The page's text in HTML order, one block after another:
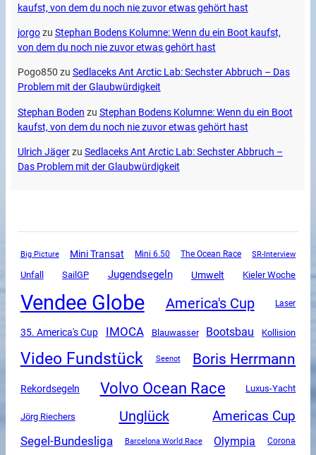
kaufst, von dem du noch nie zuvor etwas gehört hast
jorgozu Stephan Bodens Kolumne: Wenn du ein Boot kaufst,
von dem du noch nie zuvor etwas gehört hast
Pogo850 zu Sedlaceks Ant Arctic Lab: Sechster Abbruch – Das
Problem mit der Glaubwürdigkeit
Stephan Boden zu Stephan Bodens Kolumne: Wenn du ein Boot
kaufst, von dem du noch nie zuvor etwas gehört hast
Ulrich Jägerzu Sedlaceks Ant Arctic Lab: Sechster Abbruch –
Das Problem mit der Glaubwürdigkeit
Big Picture Mini Transat Mini 6.50 The Ocean Race SR-Interview
Unfall SailGP Jugendsegeln Umwelt Kieler Woche
Vendee Globe America's Cup Laser
35. America's Cup IMOCA Blauwasser Bootsbau Kollision
Video Fundstück Seenot Boris Herrmann
Rekordsegeln Volvo Ocean Race Luxus-Yacht
Jörg Riechers Unglück Americas Cup
Segel-Bundesliga Barcelona World Race Olympia Corona